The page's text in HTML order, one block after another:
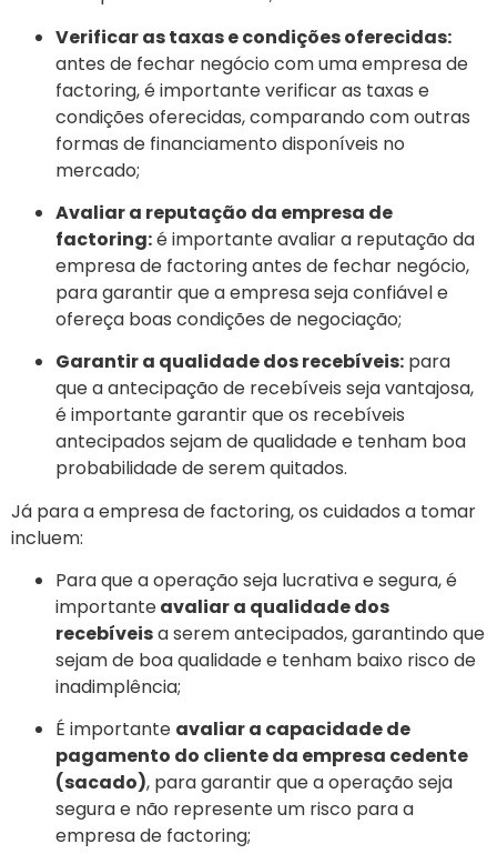
Verificar as taxas e condições oferecidas:
antes de fechar negócio com uma empresa de
factoring, é importante verificar as taxas e
condições oferecidas, comparando com outras
formas de financiamento disponíveis no
mercado;
Avaliar a reputação da empresa de
factoring:é importante avaliar a reputação da
empresa de factoring antes de fechar negócio,
para garantir que a empresa seja confiável e
ofereça boas condições de negociação;
Garantir a qualidade dos recebíveis: para
que a antecipação de recebíveis seja vantajosa,
é importante garantir que os recebíveis
antecipados sejam de qualidade e tenham boa
probabilidade de serem quitados.
Já para a empresa de factoring, os cuidados a tomar
incluem:
Para que a operação seja lucrativa e segura, é
importanteavaliar a qualidade dos
recebíveisa serem antecipados, garantindo que
sejam de boa qualidade e tenham baixo risco de
inadimplência;
É importante avaliar a capacidade de
pagamento do cliente da empresa cedente
(sacado), para garantir que a operação seja
segura e não represente um risco para a
empresa de factoring;